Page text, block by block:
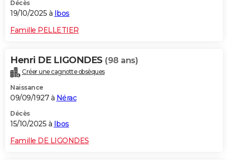
Décès
19/10/2025 à Ibos
Famille PELLETIER
Henri DE LIGONDES (98 ans)
Créer une cagnotte obsèques
Naissance
09/09/1927 à Nérac
Décès
15/10/2025 à Ibos
Famille DE LIGONDES